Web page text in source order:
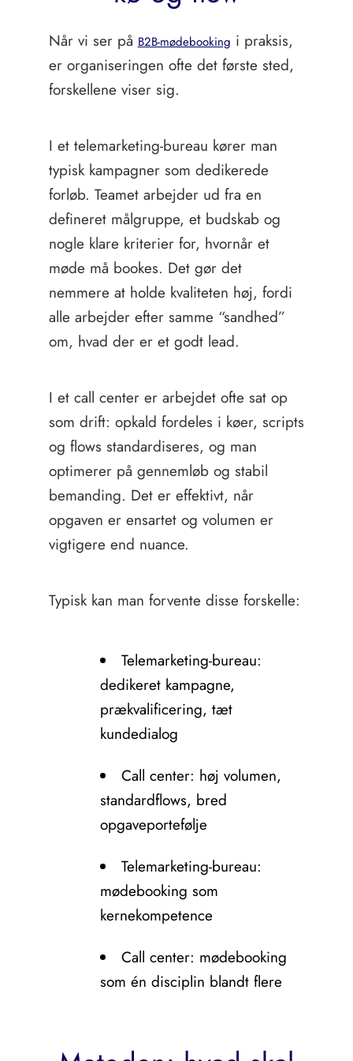
Når vi ser på B2B-mødebooking i praksis,
er organiseringen ofte det første sted,
forskellene viser sig.
I et telemarketing-bureau kører man
typisk kampagner som dedikerede
forløb. Teamet arbejder ud fra en
defineret målgruppe, et budskab og
nogle klare kriterier for, hvornår et
møde må bookes. Det gør det
nemmere at holde kvaliteten høj, fordi
alle arbejder efter samme “sandhed”
om, hvad der er et godt lead.
I et call center er arbejdet ofte sat op
som drift: opkald fordeles i køer, scripts
og flows standardiseres, og man
optimerer på gennemløb og stabil
bemanding. Det er effektivt, når
opgaven er ensartet og volumen er
vigtigere end nuance.
Typisk kan man forvente disse forskelle:
Telemarketing-bureau:
dedikeret kampagne,
prækvalificering, tæt
kundedialog
Call center: høj volumen,
standardflows, bred
opgaveportefølje
Telemarketing-bureau:
mødebooking som
kernekompetence
Call center: mødebooking
som én disciplin blandt flere